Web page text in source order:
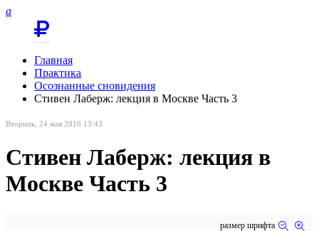
a
Главная
Практика
Осознанные сновидения
Стивен Лаберж: лекция в Москве Часть 3
Вторник, 24 мая 2016 13:43
Стивен Лаберж: лекция в
Москве Часть 3
размер шрифта